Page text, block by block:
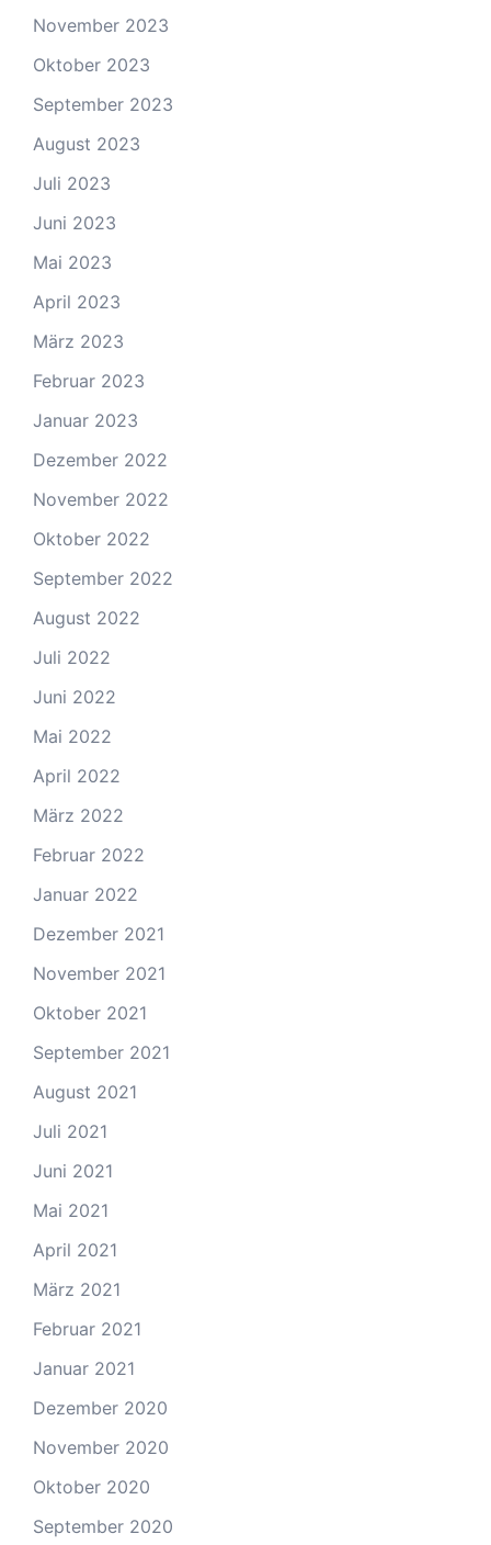
November 2023
Oktober 2023
September 2023
August 2023
Juli 2023
Juni 2023
Mai 2023
April 2023
März 2023
Februar 2023
Januar 2023
Dezember 2022
November 2022
Oktober 2022
September 2022
August 2022
Juli 2022
Juni 2022
Mai 2022
April 2022
März 2022
Februar 2022
Januar 2022
Dezember 2021
November 2021
Oktober 2021
September 2021
August 2021
Juli 2021
Juni 2021
Mai 2021
April 2021
März 2021
Februar 2021
Januar 2021
Dezember 2020
November 2020
Oktober 2020
September 2020